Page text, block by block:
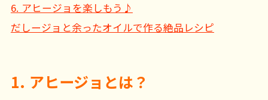
6. アヒージョを楽しもう♪
だしージョと余ったオイルで作る絶品レシピ
1. アヒージョとは？